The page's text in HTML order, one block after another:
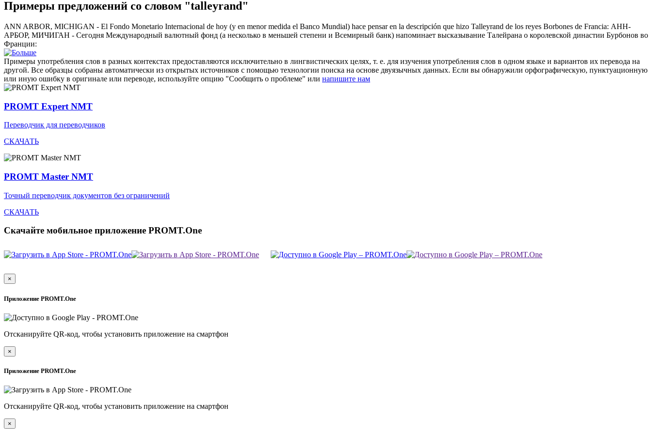
Примеры предложений со словом "talleyrand"
ANN ARBOR, MICHIGAN - El Fondo Monetario Internacional de hoy (y en menor medida el Banco Mundial) hace pensar en la descripción que hizo Talleyrand de los reyes Borbones de Francia: АНН-
АРБОР, МИЧИГАН - Сегодня Международный валютный фонд (а несколько в меньшей степени и Всемирный банк) напоминает высказывание Талейрана о королевской династии Бурбонов во
Франции:
Примеры употребления слов в разных контекстах предоставляются исключительно в лингвистических целях, т. е. для изучения употребления слов в одном языке и вариантов их перевода на
другой. Все образцы собраны автоматически из открытых источников с помощью технологии поиска на основе двуязычных данных. Если вы обнаружили орфографическую, пунктуационную
или иную ошибку в оригинале или переводе, используйте опцию "Сообщить о проблеме" или напишите нам
PROMT Expert NMT
Переводчик для переводчиков
СКАЧАТЬ
PROMT Master NMT
Точный переводчик документов без ограничений
СКАЧАТЬ
Скачайте мобильное приложение PROMT.One
×
Приложение PROMT.One
Отсканируйте QR-код, чтобы установить приложение на смартфон
×
Приложение PROMT.One
Отсканируйте QR-код, чтобы установить приложение на смартфон
×